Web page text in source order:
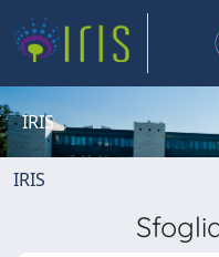
IRIS
IRIS